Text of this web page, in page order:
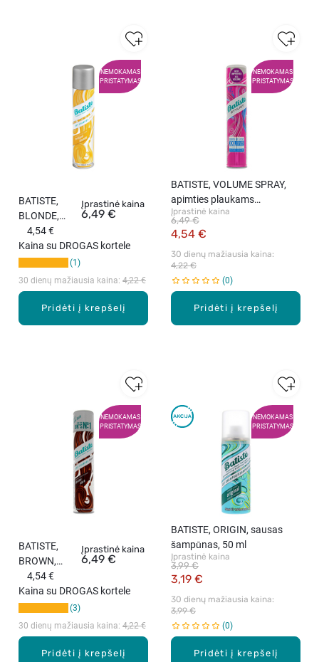
NEMOKAMAS
PRISTATYMAS
Pridėti į krepšelį
BATISTE,
BLONDE,
sausas
šampūnas,
200 ml
Įprastinė kaina
6,49 €
4,54 €
Kaina su DROGAS kortele
30 dienų mažiausia kaina: 4,22 €
1
NEMOKAMAS
PRISTATYMAS
Pridėti į krepšelį
BATISTE, VOLUME SPRAY,
apimties plaukams
suteikianti priemonė, 200 ml
Įprastinė kaina
4,54 €
6,49 €
30 dienų mažiausia kaina:
4,22 €
0
NEMOKAMAS
PRISTATYMAS
Pridėti į krepšelį
BATISTE,
BROWN,
sausas
šampūnas,
200 ml
Įprastinė kaina
6,49 €
4,54 €
Kaina su DROGAS kortele
30 dienų mažiausia kaina: 4,22 €
3
NEMOKAMAS
PRISTATYMAS
Pridėti į krepšelį
BATISTE, ORIGIN, sausas
šampūnas, 50 ml
Įprastinė kaina
3,19 €
3,99 €
30 dienų mažiausia kaina:
3,99 €
0